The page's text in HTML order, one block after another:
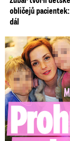
obličejů
dál
Bolestné